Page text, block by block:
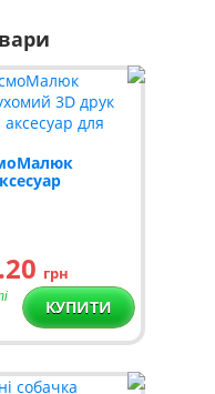
грн
КУПИТИ